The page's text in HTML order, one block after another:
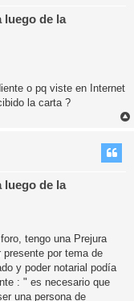
luego de la
o pq viste en Internet
la carta ?
luego de la
tengo una Prejura
por tema de
y poder notarial podía
: " es necesario que
una persona de